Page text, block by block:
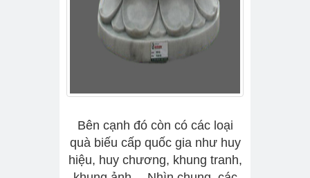
Bên cạnh đó còn có các loại
quà biếu cấp quốc gia như huy
hiệu, huy chương, khung tranh,